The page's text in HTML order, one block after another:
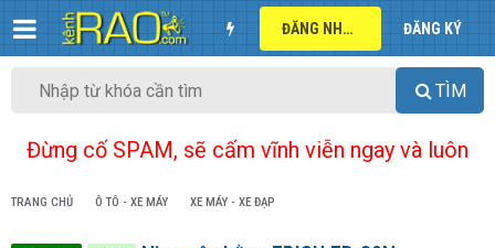
ĐĂNG NHẬP ĐĂNG KÝ
TÌM
Đừng cố SPAM, sẽ cấm vĩnh viễn ngay và luôn
TRANG CHỦ Ô TÔ - XE MÁY XE MÁY - XE ĐẠP